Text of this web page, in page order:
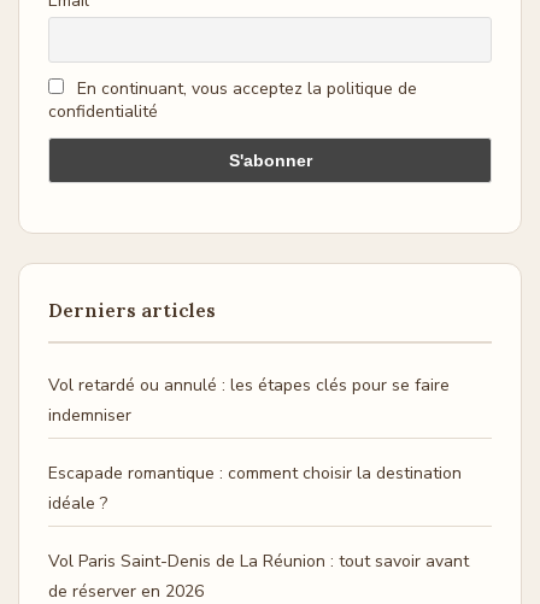
En continuant, vous acceptez la politique de
confidentialité
Derniers articles
Vol retardé ou annulé : les étapes clés pour se faire
indemniser
Escapade romantique : comment choisir la destination
idéale ?
Vol Paris Saint-Denis de La Réunion : tout savoir avant
de réserver en 2026